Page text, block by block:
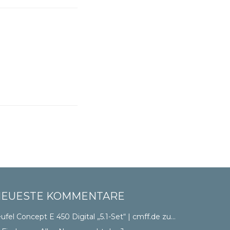
KOMMENTARE
Concept E 450 Digital „5.1-Set“ | cmff.de zu OnVista CSS